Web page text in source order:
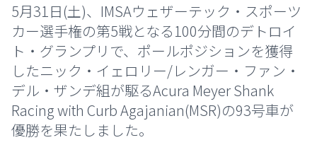
5月31日(土)、IMSAウェザーテック・スポーツ
カー選手権の第5戦となる100分間のデトロイ
ト・グランプリで、ポールポジションを獲得
したニック・イェロリー/レンガー・ファン・
デル・ザンデ組が駆るAcura Meyer Shank
Racing with Curb Agajanian(MSR)の93号車が
優勝を果たしました。